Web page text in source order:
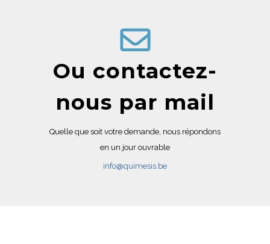
Ou contactez-
nous par mail
Quelle que soit votre demande, nous répondons
en un jour ouvrable
info@quimesis.be